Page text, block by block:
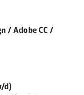
/ Adobe CC /
d)